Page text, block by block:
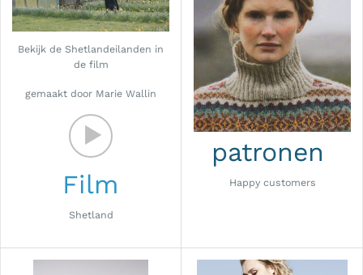
Bekijk de Shetlandeilanden in
de film
gemaakt door Marie Wallin
Film
Shetland
patronen
Happy customers